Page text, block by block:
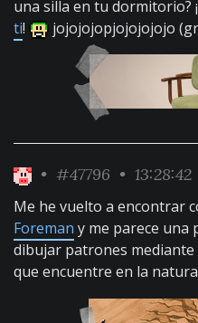
una silla en tu dormitorio? ¡
ti! jojojojopjojojojojo
• #47796 • 13:28:42
Me he vuelto a encontrar
Foreman y me parece una
dibujar patrones
que encuentre en la